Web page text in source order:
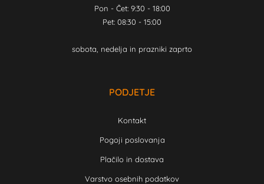
Pon - Čet: 9:30 - 18:00
Pet: 08:30 - 15:00
sobota, nedelja in prazniki zaprto
PODJETJE
Kontakt
Pogoji poslovanja
Plačilo in dostava
Varstvo osebnih podatkov